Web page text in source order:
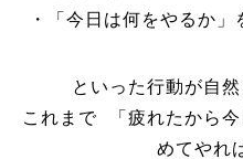
・「今日は何をやるか
といった行動が自
これまで 「疲れたから
めてやれ